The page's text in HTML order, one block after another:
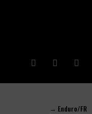
→ Enduro/FR